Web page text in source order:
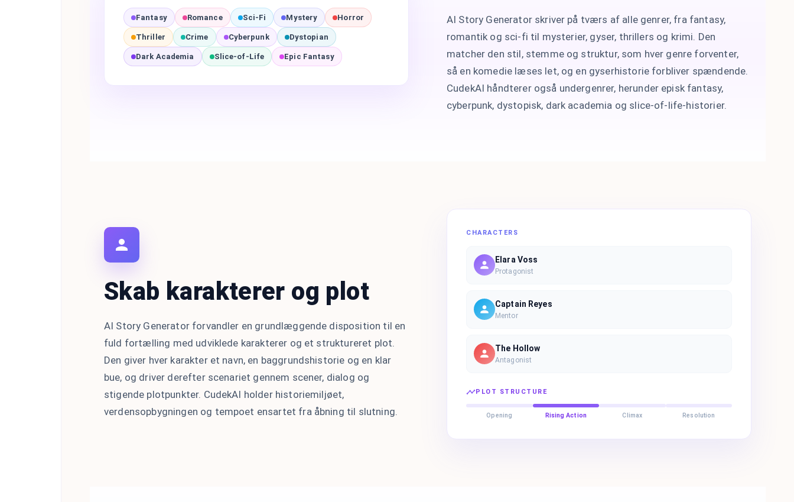
Fantasy Romance Sci-Fi Mystery Horror
Thriller Crime Cyberpunk Dystopian
Dark Academia Slice-of-Life Epic Fantasy
AI Story Generator skriver på tværs af alle genrer, fra fantasy,
romantik og sci-fi til mysterier, gyser, thrillers og krimi. Den
matcher den stil, stemme og struktur, som hver genre forventer,
så en komedie læses let, og en gyserhistorie forbliver spændende.
CudekAI håndterer også undergenrer, herunder episk fantasy,
cyberpunk, dystopisk, dark academia og slice-of-life-historier.
Skab karakterer og plot
AI Story Generator forvandler en grundlæggende disposition til en
fuld fortælling med udviklede karakterer og et struktureret plot.
Den giver hver karakter et navn, en baggrundshistorie og en klar
bue, og driver derefter scenariet gennem scener, dialog og
stigende plotpunkter. CudekAI holder historiemiljøet,
verdensopbygningen og tempoet ensartet fra åbning til slutning.
CHARACTERS
Elara Voss
Protagonist
Captain Reyes
Mentor
The Hollow
Antagonist
PLOT STRUCTURE
Opening Rising Action Climax Resolution